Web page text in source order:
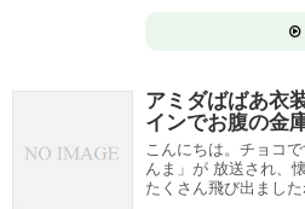
アミダばばあ衣
インでお腹の金
こんにちは。チョコ
んま」が 放送され、
たくさん飛び出まし